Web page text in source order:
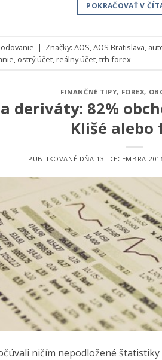
POKRAČOVAŤ V
| Značky: AOS AOS Bratislava
ostrý účet reálny účet trh forex
FINANČNÉ TIPY, FOREX,
deriváty: 82%
Klišé alebo
PUBLIKOVANÉ DŇA 13. DECEMBRA
ničím nepodložené